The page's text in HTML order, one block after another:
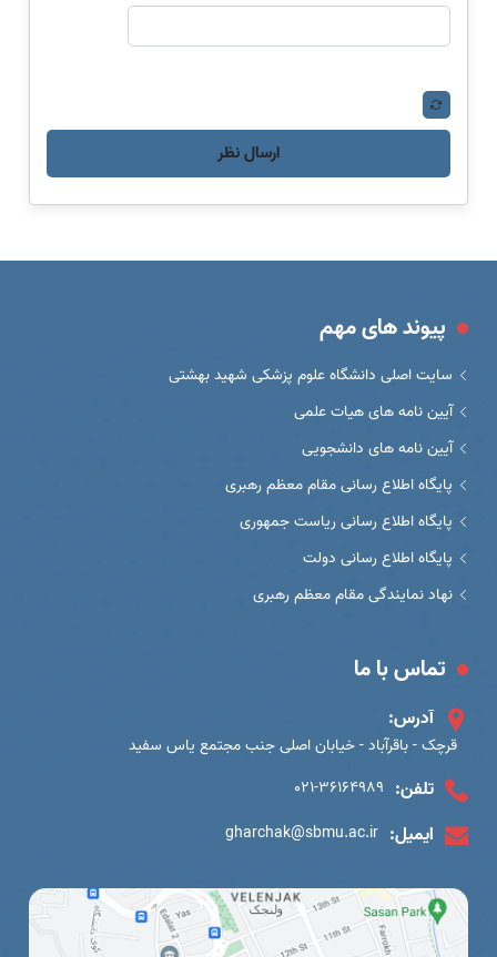
ارسال نظر
پیوند های مهم
سایت اصلی دانشگاه علوم پزشکی شهید بهشتی
آیین نامه های هیات علمی
آیین نامه های دانشجویی
پایگاه اطلاع رسانی مقام معظم رهبری
پایگاه اطلاع رسانی ریاست جمهوری
پایگاه اطلاع رسانی دولت
نهاد نمایندگی مقام معظم رهبری
تماس با ما
آدرس:
قرچک - باقرآباد - خیابان اصلی جنب مجتمع یاس سفید
تلفن: 021-36164989
ایمیل: gharchak@sbmu.ac.ir